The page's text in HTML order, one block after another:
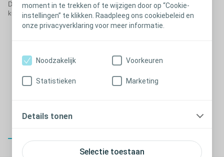
moment in te trekken of te wijzigen door op “Cookie-
instellingen” te klikken. Raadpleeg ons cookiebeleid en
onze privacyverklaring voor meer informatie.
Selectie toestaan
Noodzakelijk Voorkeuren
Statistieken Marketing
Details tonen
De oorzaken van opgerekte of verzwakte spieren in het bekken
kunnen zijn:
Zwangerschap en bevalling
Vleesbomen of bekkentumoren
Langdurig (chronisch) hoesten Langdurige (chronische)
Zware voorwerpen tillen
ruggenmerg